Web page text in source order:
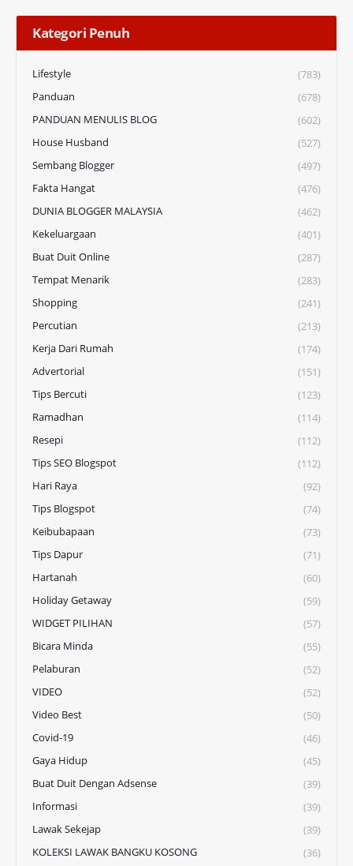
Kategori Penuh
Lifestyle
(783)
Panduan
(678)
PANDUAN MENULIS BLOG
(602)
House Husband
(527)
Sembang Blogger
(497)
Fakta Hangat
(476)
DUNIA BLOGGER MALAYSIA
(462)
Kekeluargaan
(401)
Buat Duit Online
(287)
Tempat Menarik
(283)
Shopping
(241)
Percutian
(213)
Kerja Dari Rumah
(174)
Advertorial
(151)
Tips Bercuti
(123)
Ramadhan
(114)
Resepi
(112)
Tips SEO Blogspot
(112)
Hari Raya
(92)
Tips Blogspot
(74)
Keibubapaan
(73)
Tips Dapur
(71)
Hartanah
(60)
Holiday Getaway
(59)
WIDGET PILIHAN
(57)
Bicara Minda
(55)
Pelaburan
(52)
VIDEO
(52)
Video Best
(50)
Covid-19
(46)
Gaya Hidup
(45)
Buat Duit Dengan Adsense
(39)
Informasi
(39)
Lawak Sekejap
(39)
KOLEKSI LAWAK BANGKU KOSONG
(36)